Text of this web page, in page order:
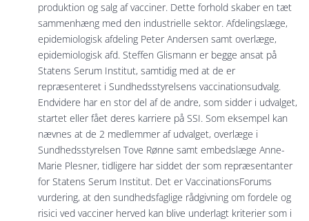
produktion og salg af vacciner. Dette forhold skaber en tæt
sammenhæng med den industrielle sektor. Afdelingslæge,
epidemiologisk afdeling Peter Andersen samt overlæge,
epidemiologisk afd. Steffen Glismann er begge ansat på
Statens Serum Institut, samtidig med at de er
repræsenteret i Sundhedsstyrelsens vaccinationsudvalg.
Endvidere har en stor del af de andre, som sidder i udvalget,
startet eller fået deres karriere på SSI. Som eksempel kan
nævnes at de 2 medlemmer af udvalget, overlæge i
Sundhedsstyrelsen Tove Rønne samt embedslæge Anne-
Marie Plesner, tidligere har siddet der som repræsentanter
for Statens Serum Institut. Det er VaccinationsForums
vurdering, at den sundhedsfaglige rådgivning om fordele og
risici ved vacciner herved kan blive underlagt kriterier som i